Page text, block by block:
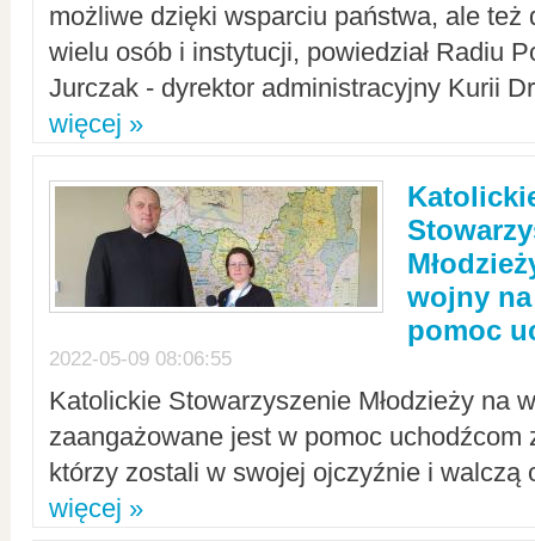
możliwe dzięki wsparciu państwa, ale też
wielu osób i instytucji, powiedział Radiu
Jurczak - dyrektor administracyjny Kurii
więcej »
wojny
pomoc
2022-05-09 08:06:55
Katolickie Stowarzyszenie Młodzieży na
zaangażowane jest w pomoc uchodźcom
którzy zostali w swojej ojczyźnie i walczą
więcej »